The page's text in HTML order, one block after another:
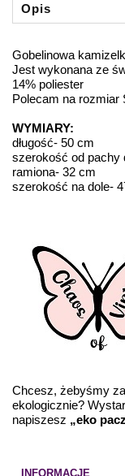
Opis
Gobelinowa
Jest wykonana ze
14% poliester
Polecam na rozmiar
WYMIARY:
długość- 50 cm
szerokość od pachy
ramiona- 32 cm
Chcesz, żebyśmy
ekologicznie?
napiszesz „eko
INFORMACJE